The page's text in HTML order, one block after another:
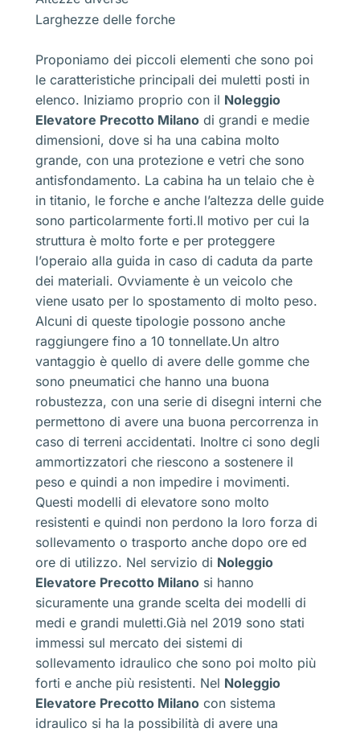
Larghezze delle forche
Proponiamo dei piccoli elementi che sono poi
le caratteristiche principali dei muletti posti in
elenco. Iniziamo proprio con il Noleggio
Elevatore Precotto Milano di grandi e medie
dimensioni, dove si ha una cabina molto
grande, con una protezione e vetri che sono
antisfondamento. La cabina ha un telaio che è
in titanio, le forche e anche l’altezza delle guide
sono particolarmente forti.Il motivo per cui la
struttura è molto forte e per proteggere
l’operaio alla guida in caso di caduta da parte
dei materiali. Ovviamente è un veicolo che
viene usato per lo spostamento di molto peso.
Alcuni di queste tipologie possono anche
raggiungere fino a 10 tonnellate.Un altro
vantaggio è quello di avere delle gomme che
sono pneumatici che hanno una buona
robustezza, con una serie di disegni interni che
permettono di avere una buona percorrenza in
caso di terreni accidentati. Inoltre ci sono degli
ammortizzatori che riescono a sostenere il
peso e quindi a non impedire i movimenti.
Questi modelli di elevatore sono molto
resistenti e quindi non perdono la loro forza di
sollevamento o trasporto anche dopo ore ed
ore di utilizzo. Nel servizio di Noleggio
Elevatore Precotto Milano si hanno
sicuramente una grande scelta dei modelli di
medi e grandi muletti.Già nel 2019 sono stati
immessi sul mercato dei sistemi di
sollevamento idraulico che sono poi molto più
forti e anche più resistenti. Nel Noleggio
Elevatore Precotto Milano con sistema
idraulico si ha la possibilità di avere una